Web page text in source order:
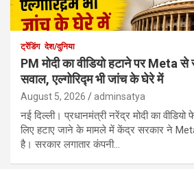
ट्रेंडिंग देश/दुनिया
PM मोदी का वीडियो हटाने पर Meta
सवाल, एल्गोरिद्म भी जांच के घेरे में
August 5, 2026 adminsatya
नई दिल्ली। प्रधानमंत्री नरेंद्र मोदी का
लिए हटाए जाने के मामले में केंद्र सरकार ने
है। सरकार लगातार कंपनी…